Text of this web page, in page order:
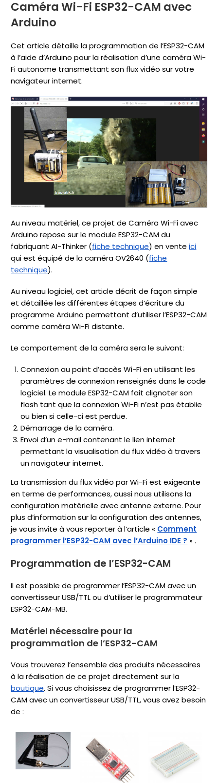
Caméra Wi-Fi ESP32-CAM avec
Arduino
Cet article détaille la programmation de l’ESP32-CAM
à l’aide d’Arduino pour la réalisation d’une caméra Wi-
Fi autonome transmettant son flux vidéo sur votre
navigateur internet.
Au niveau matériel, ce projet de Caméra Wi-Fi avec
Arduino repose sur le module ESP32-CAM du
fabriquant AI-Thinker (fiche technique) en venteici
qui est équipé de la caméra OV2640 (fiche
technique).
Au niveau logiciel, cet article décrit de façon simple
et détaillée les différentes étapes d’écriture du
programme Arduino permettant d’utiliser l’ESP32-CAM
comme caméra Wi-Fi distante.
Le comportement de la caméra sera le suivant:
Connexion au point d’accès Wi-Fi en utilisant les
paramètres de connexion renseignés dans le code
logiciel. Le module ESP32-CAM fait clignoter son
flash tant que la connexion Wi-Fi n’est pas établie
ou bien si celle-ci est perdue.
Démarrage de la caméra.
Envoi d’un e-mail contenant le lien internet
permettant la visualisation du flux vidéo à travers
un navigateur internet.
La transmission du flux vidéo par Wi-Fi est exigeante
en terme de performances, aussi nous utilisons la
configuration matérielle avec antenne externe. Pour
plus d’information sur la configuration des antennes,
je vous invite à vous reporter à l’article « Comment
programmer l’ESP32-CAM avec l’Arduino IDE ? » .
Programmation de l’ESP32-CAM
Il est possible de programmer l’ESP32-CAM avec un
convertisseur USB/TTL ou d’utiliser le programmateur
ESP32-CAM-MB.
Matériel nécessaire pour la
programmation de l’ESP32-CAM
Vous trouverez l’ensemble des produits nécessaires
à la réalisation de ce projet directement sur la
boutique. Si vous choisissez de programmer l’ESP32-
CAM avec un convertisseur USB/TTL, vous avez besoin
de :